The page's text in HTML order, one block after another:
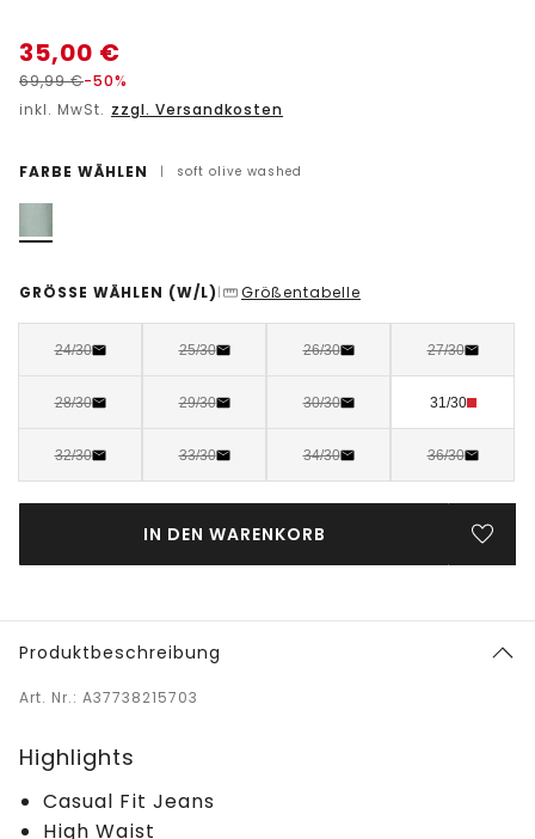
35,00 €
69,99€-50%
inkl. MwSt. zzgl. Versandkosten
FARBE WÄHLEN | soft olive washed
GRÖSSE WÄHLEN (W/L) | Größentabelle
24/30 25/30 26/30 27/30
28/30 29/30 30/30 31/30
32/30 33/30 34/30 36/30
IN DEN WARENKORB
Produktbeschreibung
Art. Nr.: A37738215703
Highlights
Casual Fit Jeans
High Waist